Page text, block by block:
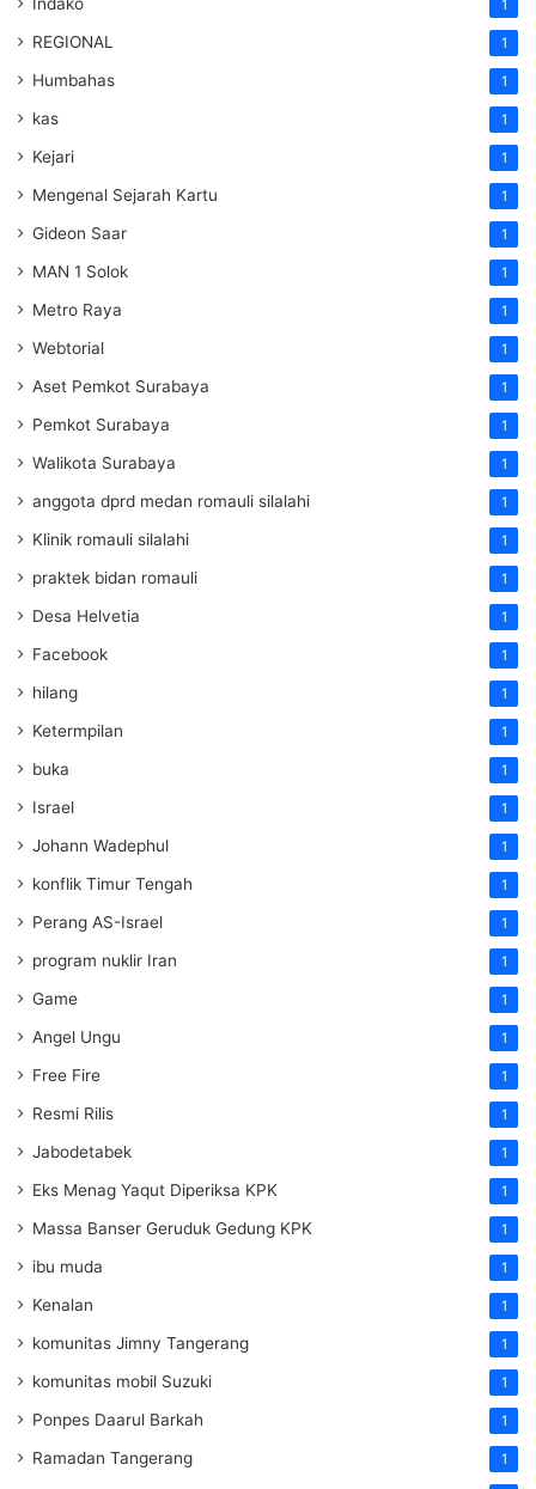
Indako 1
REGIONAL 1
Humbahas 1
kas 1
Kejari 1
Mengenal Sejarah Kartu 1
Gideon Saar 1
MAN 1 Solok 1
Metro Raya 1
Webtorial 1
Aset Pemkot Surabaya 1
Pemkot Surabaya 1
Walikota Surabaya 1
anggota dprd medan romauli silalahi 1
Klinik romauli silalahi 1
praktek bidan romauli 1
Desa Helvetia 1
Facebook 1
hilang 1
Ketermpilan 1
buka 1
Israel 1
Johann Wadephul 1
konflik Timur Tengah 1
Perang AS-Israel 1
program nuklir Iran 1
Game 1
Angel Ungu 1
Free Fire 1
Resmi Rilis 1
Jabodetabek 1
Eks Menag Yaqut Diperiksa KPK 1
Massa Banser Geruduk Gedung KPK 1
ibu muda 1
Kenalan 1
komunitas Jimny Tangerang 1
komunitas mobil Suzuki 1
Ponpes Daarul Barkah 1
Ramadan Tangerang 1